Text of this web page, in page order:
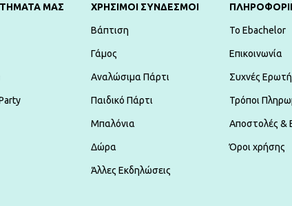
ΜΑΣ ΧΡΗΣΙΜΟΙ ΣΥΝΔΕΣΜΟΙ
Βάπτιση
Γάμος
Αναλώσιμα Πάρτι
Παιδικό Πάρτι
Μπαλόνια
Δώρα
Άλλες Εκδηλώσεις
To Ebachelor
Επικοινωνία
Συχνές
Τρόποι
Αποστολές &
Όροι χρήσης